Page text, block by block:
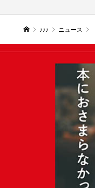
♪♪♪ ニュース